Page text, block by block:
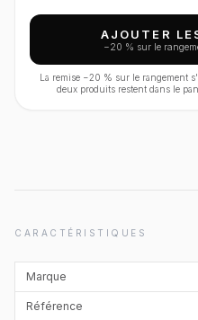
AJOUTER
−20 % sur le
La remise −20 % sur le rangement
deux produits restent dans le
CARACTÉRISTIQUES
Marque
Référence